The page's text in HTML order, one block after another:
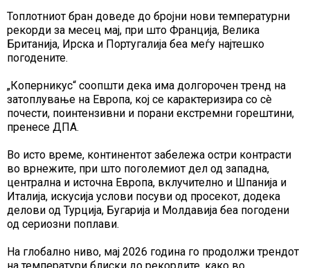
Топлотниот бран доведе до бројни нови температурни
рекорди за месец мај, при што Франција, Велика
Британија, Ирска и Португалија беа меѓу најтешко
погодените.
„Коперникус“ соопшти дека има долгорочен тренд на
затоплување на Европа, кој се карактеризира со сè
почести, поинтензивни и порани екстремни горештини,
пренесе ДПА.
Во исто време, континентот забележа остри контрасти
во врнежите, при што поголемиот дел од западна,
централна и источна Европа, вклучително и Шпанија и
Италија, искусија услови посуви од просекот, додека
делови од Турција, Бугарија и Молдавија беа погодени
од сериозни поплави.
На глобално ниво, мај 2026 година го продолжи трендот